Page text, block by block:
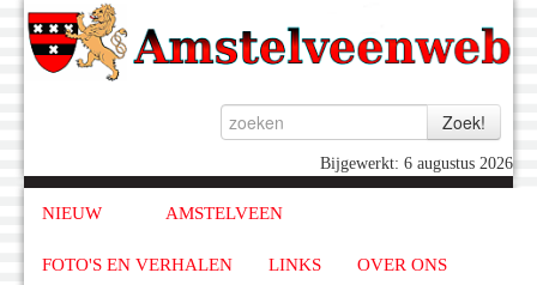
Bijgewerkt: 6 augustus 2026
NIEUW AMSTELVEEN
FOTO'S EN VERHALEN LINKS OVER ONS